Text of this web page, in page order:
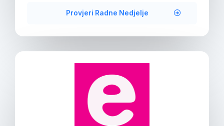
Provjeri Radne Nedjelje